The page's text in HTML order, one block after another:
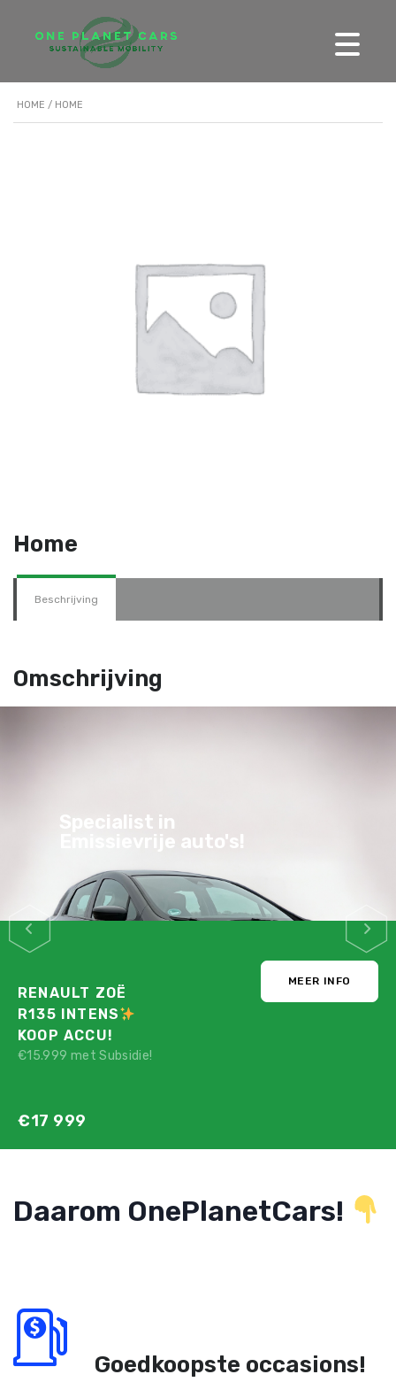
HOME / HOME
Home
Beschrijving
Omschrijving
Specialist in
Emissievrije auto's!
RENAULT ZOË
R135 INTENS
KOOP ACCU!
€15.999 met Subsidie!
€17 999
MEER INFO
Daarom OnePlanetCars!
Goedkoopste occasions!